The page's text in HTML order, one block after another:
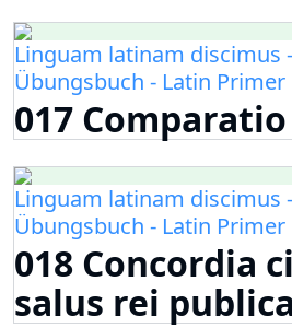
Linguam latinam discimus
Übungsbuch - Latin Primer
017 Comparatio
Linguam latinam discimus
Übungsbuch - Latin Primer
018 Concordia
salus rei